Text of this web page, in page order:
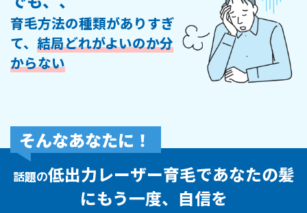
育毛方法の種類がありすぎ
て、 結局どれがよいのか分
からない
話題の低出力レーザー育毛であなたの髪
にもう一度、自信を